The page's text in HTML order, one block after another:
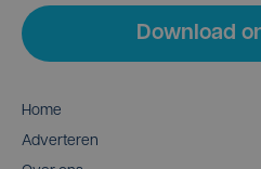
Download
Home
Adverteren